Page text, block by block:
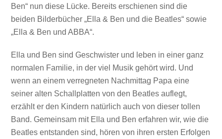
Ben“ nun diese Lücke. Bereits erschienen sind die
beiden Bilderbücher „Ella & Ben und die Beatles“ sowie
„Ella & Ben und ABBA“.
Ella und Ben sind Geschwister und leben in einer ganz
normalen Familie, in der viel Musik gehört wird. Und
wenn an einem verregneten Nachmittag Papa eine
seiner alten Schallplatten von den Beatles auflegt,
erzählt er den Kindern natürlich auch von dieser tollen
Band. Gemeinsam mit Ella und Ben erfahren wir, wie die
Beatles entstanden sind, hören von ihren ersten Erfolgen